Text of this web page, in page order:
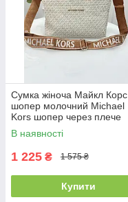
Сумка жіноча Майкл Корс
шопер молочний Michael
Kors шопер через плече
В наявності
1 225 ₴ 1 575 ₴
Купити